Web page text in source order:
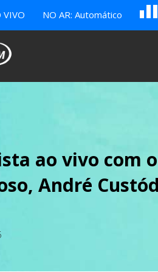
VIVO NO AR: Automático A
ao vivo com
André